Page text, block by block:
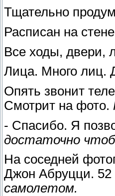
Тщательно
Расписан на
Все ходы, двери,
Лица. Много лиц.
Опять звонит
Смотрит на фото.
- Спасибо. Я
достаточно
На соседней
Джон Абруцци. 52
самолетом.